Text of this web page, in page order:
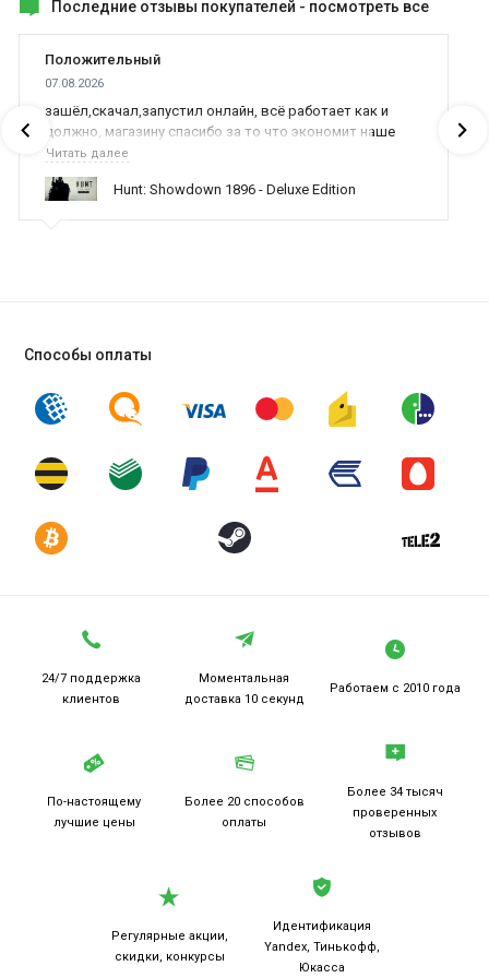
Последние отзывы покупателей - посмотреть все
Положительный
07.08.2026
зашёл,скачал,запустил онлайн, всё работает как и
должно, магазину спасибо за то что экономит наше
время,нервы и деньги, ребята вы красава оказываете
поддержку населению и походу из всех только вы и
оказываете помощь
Читать далее
Hunt: Showdown 1896 - Deluxe Edition
Способы оплаты
24/7 поддержка
клиентов
Моментальная
доставка 10 секунд
Работаем с 2010 года
По-настоящему
лучшие цены
Более 20 способов
оплаты
Более 34 тысяч
проверенных
отзывов
Регулярные акции,
скидки, конкурсы
Идентификация
Yandex, Тинькофф,
Юкасса